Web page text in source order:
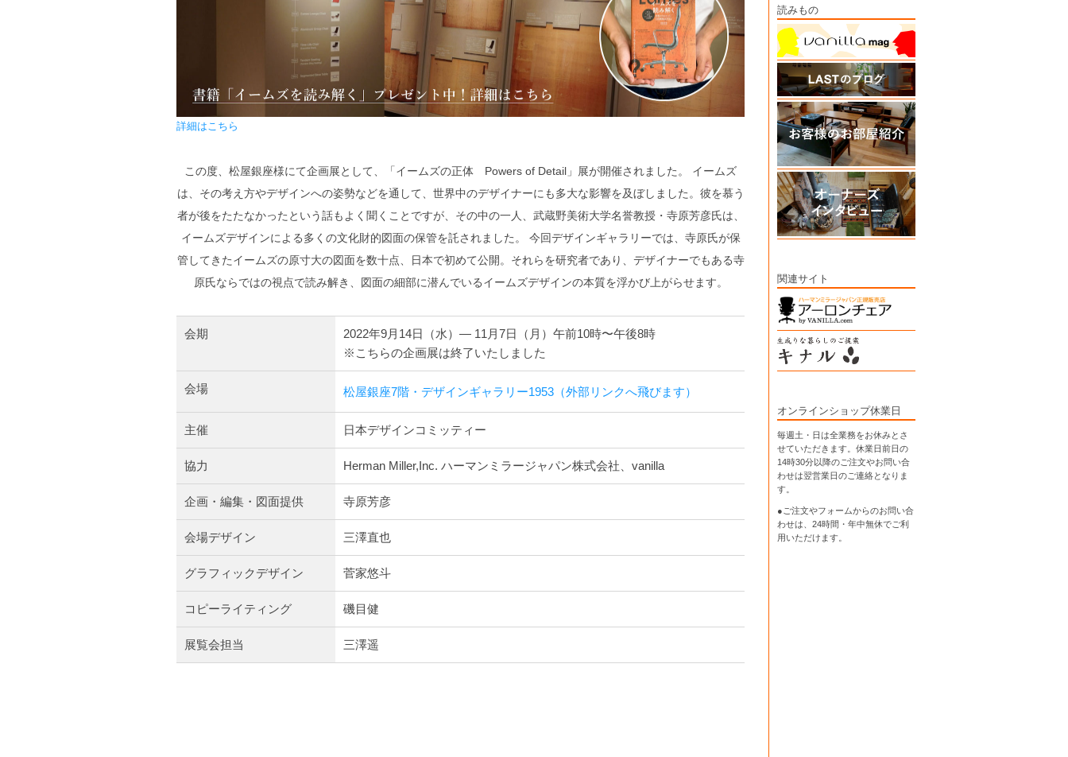
詳細はこちら
この度、松屋銀座様にて企画展として、「イームズの正体 Powers of Detail」展が開催されました。 イームズ
は、その考え方やデザインへの姿勢などを通して、世界中のデザイナーにも多大な影響を及ぼしました。彼を慕う
者が後をたたなかったという話もよく聞くことですが、その中の一人、武蔵野美術大学名誉教授・寺原芳彦氏は、
イームズデザインによる多くの文化財的図面の保管を託されました。 今回デザインギャラリーでは、寺原氏が保
管してきたイームズの原寸大の図面を数十点、日本で初めて公開。それらを研究者であり、デザイナーでもある寺
原氏ならではの視点で読み解き、図面の細部に潜んでいるイームズデザインの本質を浮かび上がらせます。
会期
2022年9月14日（水）― 11月7日（月）午前10時〜午後8時
※こちらの企画展は終了いたしました
会場 松屋銀座7階・デザインギャラリー1953（外部リンクへ飛びます）
主催 日本デザインコミッティー
協力 Herman Miller,Inc. ハーマンミラージャパン株式会社、vanilla
企画・編集・図面提供 寺原芳彦
会場デザイン 三澤直也
グラフィックデザイン 菅家悠斗
コピーライティング 磯目健
展覧会担当 三澤遥
読みもの
関連サイト
オンラインショップ休業日
毎週土・日は全業務をお休みとさ
せていただきます。休業日前日の
14時30分以降のご注文やお問い合
わせは翌営業日のご連絡となりま
す。
●ご注文やフォームからのお問い合
わせは、 24時間・年中無休でご利
用いただけます。